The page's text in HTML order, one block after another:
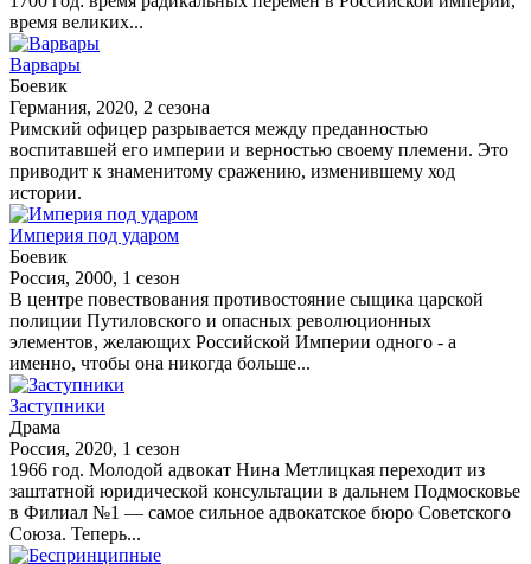
время великих...
Варвары
Боевик
Германия, 2020, 2 сезона
Римский офицер разрывается между преданностью
воспитавшей его империи и верностью своему племени. Это
приводит к знаменитому сражению, изменившему ход
истории.
Империя под ударом
Боевик
Россия, 2000, 1 сезон
В центре повествования противостояние сыщика царской
полиции Путиловского и опасных революционных
элементов, желающих Российской Империи одного - а
именно, чтобы она никогда больше...
Заступники
Драма
Россия, 2020, 1 сезон
1966 год. Молодой адвокат Нина Метлицкая переходит из
заштатной юридической консультации в дальнем Подмосковье
в Филиал №1 — самое сильное адвокатское бюро Советского
Союза. Теперь...